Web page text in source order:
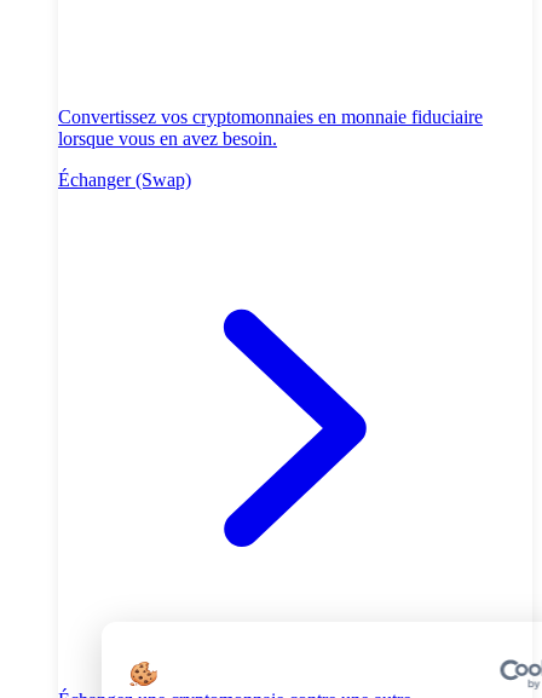
Convertissez vos cryptomonnaies en monnaie fiduciaire
lorsque vous en avez besoin.
Échanger (Swap)